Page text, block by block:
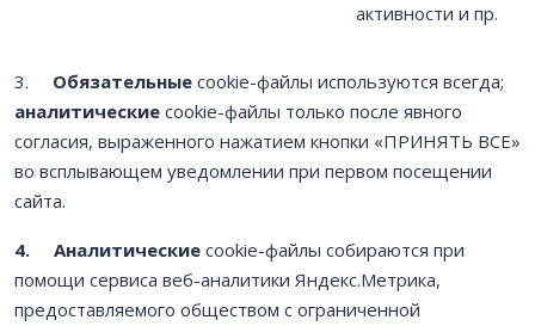
активности и пр.
3. Обязательные cookie-файлы используются всегда;
аналитические cookie-файлы только после явного
согласия, выраженного нажатием кнопки «ПРИНЯТЬ ВСЕ»
во всплывающем уведомлении при первом посещении
сайта.
4. Аналитические cookie-файлы собираются при
помощи сервиса веб-аналитики Яндекс.Метрика,
предоставляемого обществом с ограниченной